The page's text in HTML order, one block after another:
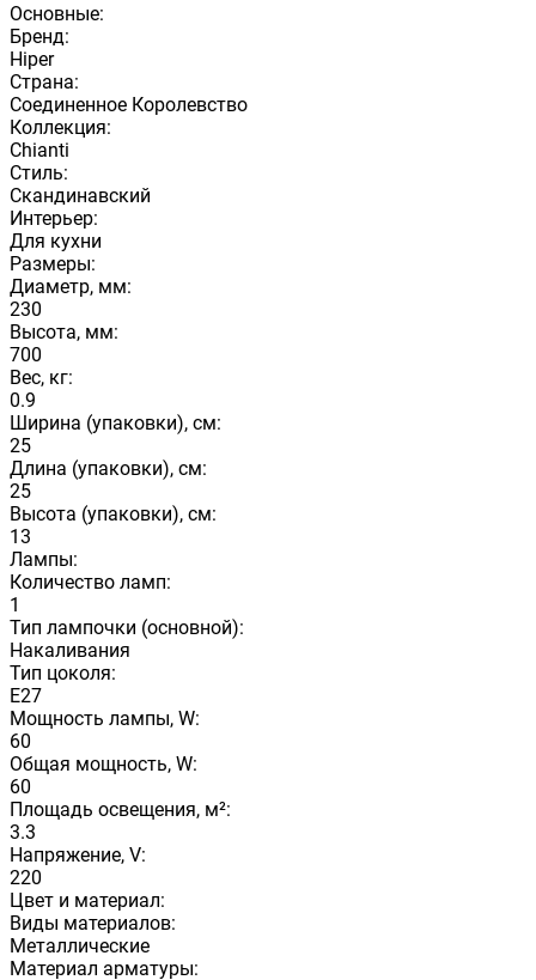
Основные:
Бренд:
Hiper
Страна:
Соединенное Королевство
Коллекция:
Chianti
Стиль:
Скандинавский
Интерьер:
Для кухни
Размеры:
Диаметр, мм:
230
Высота, мм:
700
Вес, кг:
0.9
Ширина (упаковки), см:
25
Длина (упаковки), см:
25
Высота (упаковки), см:
13
Лампы:
Количество ламп:
1
Тип лампочки (основной):
Накаливания
Тип цоколя:
E27
Мощность лампы, W:
60
Общая мощность, W:
60
Площадь освещения, м²:
3.3
Напряжение, V:
220
Цвет и материал:
Виды материалов:
Металлические
Материал арматуры: